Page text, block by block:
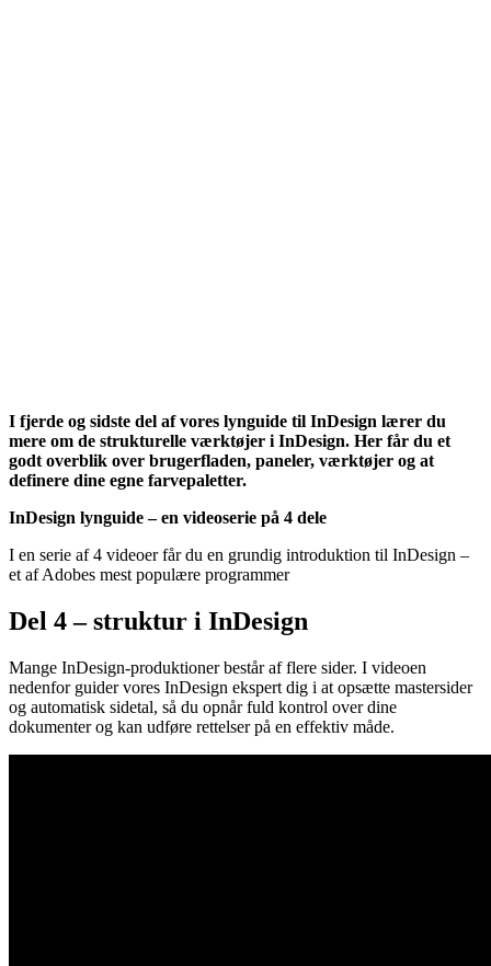
I fjerde og sidste del af vores lynguide til InDesign lærer du
mere om de strukturelle værktøjer i InDesign. Her får du et
godt overblik over brugerfladen, paneler, værktøjer og at
definere dine egne farvepaletter.
InDesign lynguide – en videoserie på 4 dele
I en serie af 4 videoer får du en grundig introduktion til InDesign –
et af Adobes mest populære programmer
Del 4 – struktur i InDesign
Mange InDesign-produktioner består af flere sider. I videoen
nedenfor guider vores InDesign ekspert dig i at opsætte mastersider
og automatisk sidetal, så du opnår fuld kontrol over dine
dokumenter og kan udføre rettelser på en effektiv måde.